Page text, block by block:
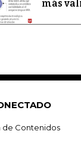
más
de Contenidos